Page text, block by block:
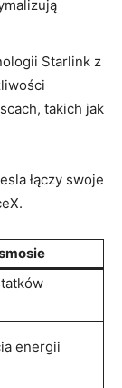
Starlink z
takich jak
łączy swoje
energii